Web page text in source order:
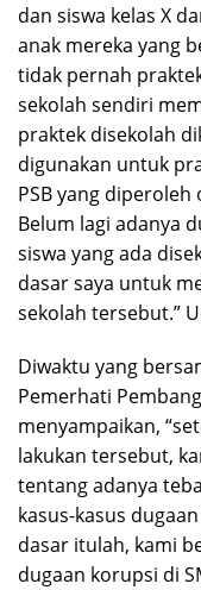
dan siswa kelas X
anak mereka yang
tidak pernah
sekolah sendiri
praktek disekolah
digunakan untuk
PSB yang
Belum lagi adanya
siswa yang ada
dasar saya untuk
sekolah tersebut.”
Diwaktu yang
Pemerhati
menyampaikan,
lakukan tersebut,
tentang adanya
kasus-kasus
dasar itulah, kami
dugaan korupsi di